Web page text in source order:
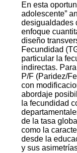
En esta
adolescente”
desigualdades
enfoque
diseño
Fecundidad
particular la
indirectas.
P/F (Paridez/
con
abordaje
la fecundidad
de la tasa
como la
desde la
y sus